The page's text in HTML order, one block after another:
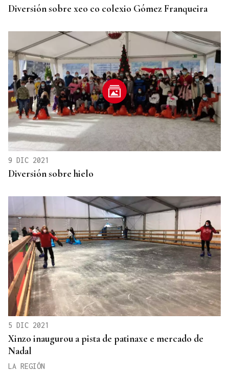
Diversión sobre xeo co colexio Gómez Franqueira
9 DIC 2021
Diversión sobre hielo
5 DIC 2021
Xinzo inaugurou a pista de patinaxe e mercado de
Nadal
LA REGIÓN